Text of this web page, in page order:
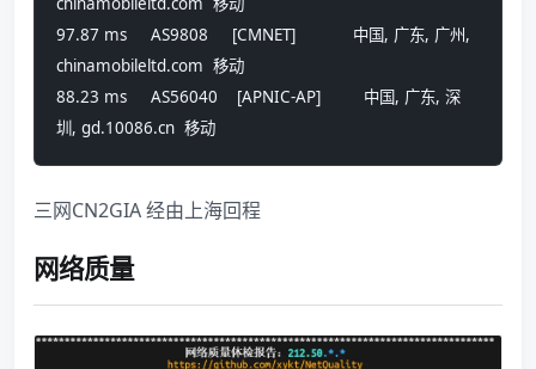
97.87 ms     AS9808     [CMNET]            中国, 广东, 广州,
chinamobileltd.com  移动
88.23 ms     AS56040    [APNIC-AP]         中国, 广东, 深
圳, gd.10086.cn  移动
三网CN2GIA 经由上海回程
网络质量